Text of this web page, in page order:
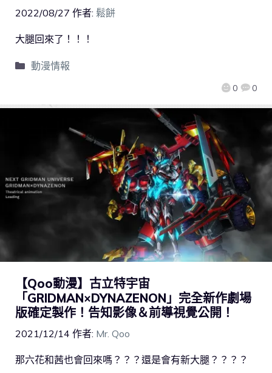
2022/08/27 作者: 鬆餅
0 0
大腿回來了！！！
動漫情報
【Qoo動漫】古立特宇宙
「GRIDMAN×DYNAZENON」完全新作劇場
版確定製作！告知影像＆前導視覺公開！
2021/12/14 作者: Mr. Qoo
那六花和茜也會回來嗎？？？還是會有新大腿？？？？